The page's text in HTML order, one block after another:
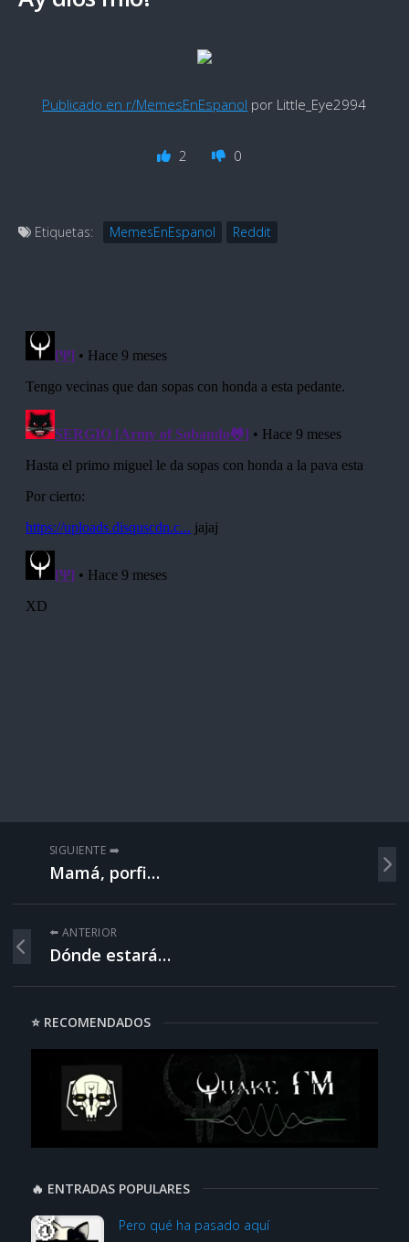
Publicado en r/MemesEnEspanol por Little_Eye2994
2 0
Etiquetas: MemesEnEspanol Reddit
SIGUIENTE ➡️
Mamá, porfi…
⬅️ ANTERIOR
Dónde estará…
⭐ RECOMENDADOS
🔥 ENTRADAS POPULARES
Pero qué ha pasado aquí